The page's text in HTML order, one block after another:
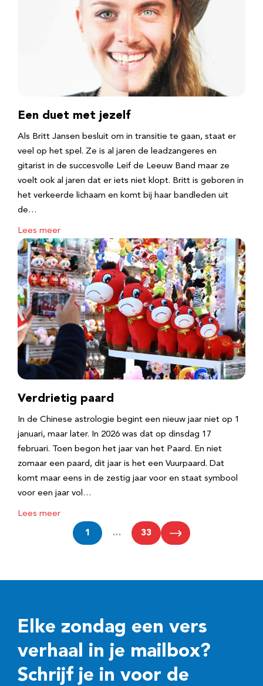
Een duet met jezelf
Als Britt Jansen besluit om in transitie te gaan, staat er
veel op het spel. Ze is al jaren de leadzangeres en
gitarist in de succesvolle Leif de Leeuw Band maar ze
voelt ook al jaren dat er iets niet klopt. Britt is geboren in
het verkeerde lichaam en komt bij haar bandleden uit
de…
Lees meer
Verdrietig paard
In de Chinese astrologie begint een nieuw jaar niet op 1
januari, maar later. In 2026 was dat op dinsdag 17
februari. Toen begon het jaar van het Paard. En niet
zomaar een paard, dit jaar is het een Vuurpaard. Dat
komt maar eens in de zestig jaar voor en staat symbool
voor een jaar vol…
Lees meer
1 … 33
Elke zondag een vers
verhaal in je mailbox?
Schrijf je in voor de